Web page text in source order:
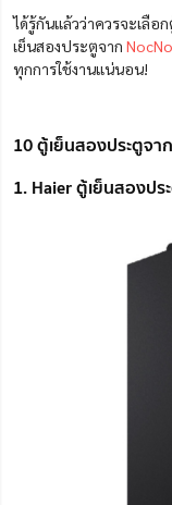
ได้รู้กันแล้วว่าควรจะเลื
เย็นสองประตูจาก
ทุกการใช้งานแน่นอน!
10 ตู้เย็นสองประตูจา
1. Haier ตู้เย็นสองปร